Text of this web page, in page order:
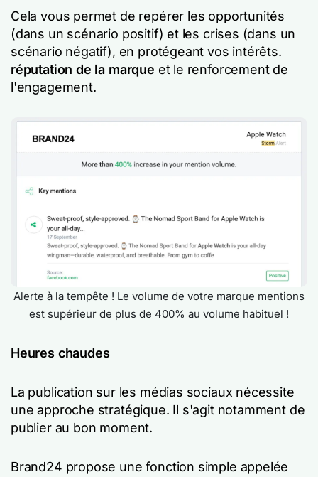
Cela vous permet de repérer les opportunités
(dans un scénario positif) et les crises (dans un
scénario négatif), en protégeant vos intérêts.
réputation de la marque et le renforcement de
l'engagement.
Alerte à la tempête ! Le volume de votre marque mentions
est supérieur de plus de 400% au volume habituel !
Heures chaudes
La publication sur les médias sociaux nécessite
une approche stratégique. Il s'agit notamment de
publier au bon moment.
Brand24 propose une fonction simple appelée